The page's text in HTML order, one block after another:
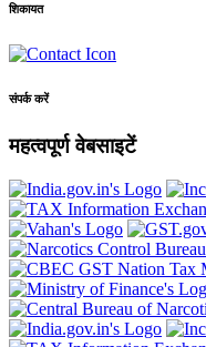
शिकायत
संपर्क करें
महत्वपूर्ण वेबसाइटें